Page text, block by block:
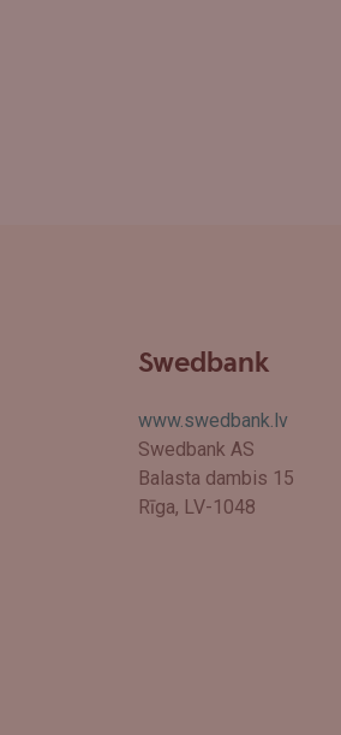
Swedbank
www.swedbank.lv
Swedbank AS
Balasta dambis 15
Rīga, LV-1048